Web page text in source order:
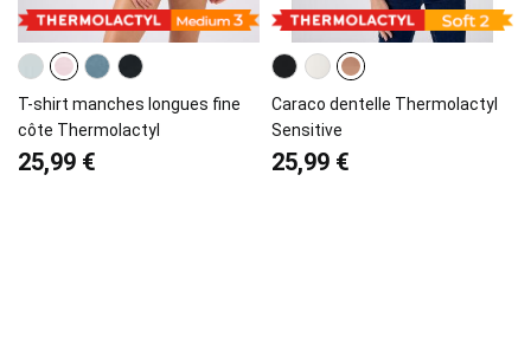
T-shirt manches longues fine
côte Thermolactyl
25,99 €
Caraco dentelle Thermolactyl
Sensitive
25,99 €